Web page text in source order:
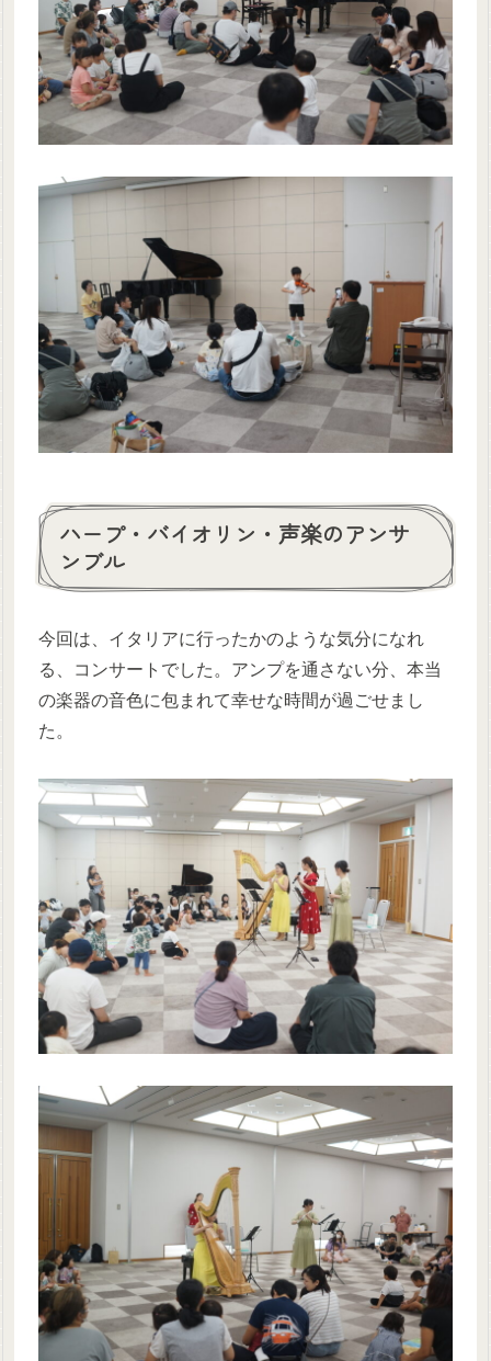
ハープ・バイオリン・声楽のアンサ
ンブル
今回は、イタリアに行ったかのような気分になれ
る、コンサートでした。アンプを通さない分、本当
の楽器の音色に包まれて幸せな時間が過ごせまし
た。